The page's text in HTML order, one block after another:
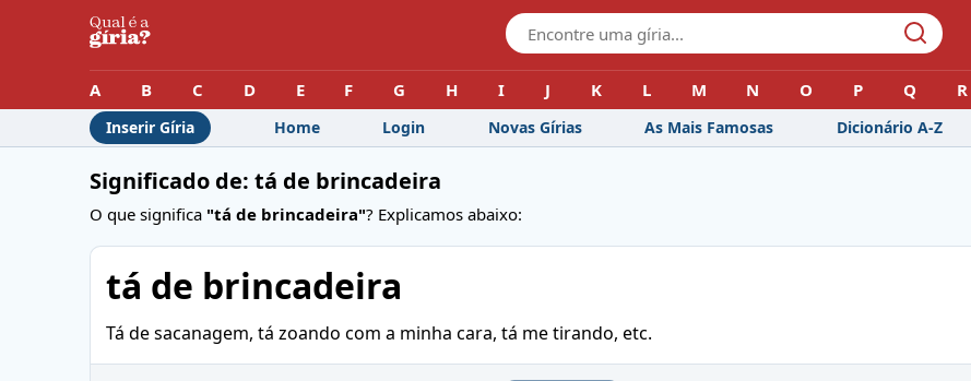
A B C D E F G H I J K L M N O P Q R
Inserir Gíria Home Login Novas Gírias As Mais Famosas Dicionário A-Z
Significado de: tá de brincadeira
O que significa "tá de brincadeira"? Explicamos abaixo:
tá de brincadeira
Tá de sacanagem, tá zoando com a minha cara, tá me tirando, etc.